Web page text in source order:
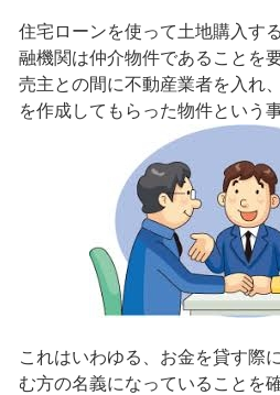
住宅ローンを使って土地購入す
融機関は仲介物件であることを
売主との間に不動産業者を入れ
を作成してもらった物件という事
これはいわゆる、お金を貸す際
む方の名義になっていることを